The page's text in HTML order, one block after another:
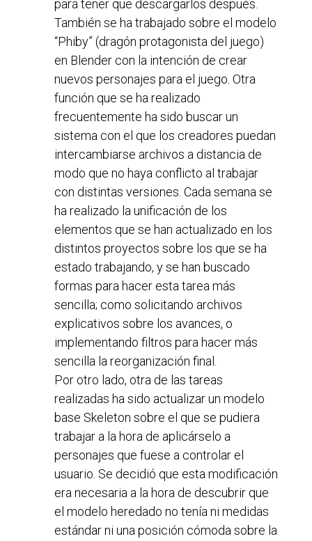
para tener que descargarlos después.
También se ha trabajado sobre el modelo
“Phiby” (dragón protagonista del juego)
en Blender con la intención de crear
nuevos personajes para el juego. Otra
función que se ha realizado
frecuentemente ha sido buscar un
sistema con el que los creadores puedan
intercambiarse archivos a distancia de
modo que no haya conflicto al trabajar
con distintas versiones. Cada semana se
ha realizado la unificación de los
elementos que se han actualizado en los
distintos proyectos sobre los que se ha
estado trabajando, y se han buscado
formas para hacer esta tarea más
sencilla; como solicitando archivos
explicativos sobre los avances, o
implementando filtros para hacer más
sencilla la reorganización final.
Por otro lado, otra de las tareas
realizadas ha sido actualizar un modelo
base Skeleton sobre el que se pudiera
trabajar a la hora de aplicárselo a
personajes que fuese a controlar el
usuario. Se decidió que esta modificación
era necesaria a la hora de descubrir que
el modelo heredado no tenía ni medidas
estándar ni una posición cómoda sobre la